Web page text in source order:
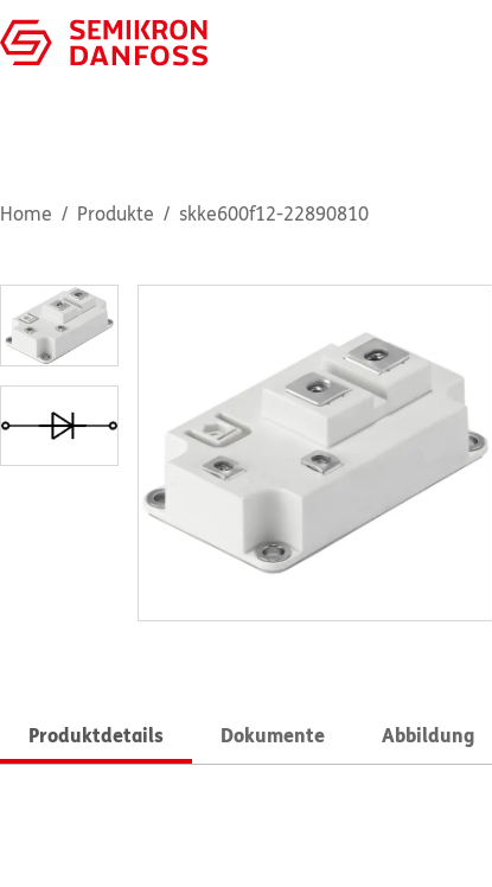
Home Produkte skke600f12-22890810
Produktdetails Dokumente Abbildung